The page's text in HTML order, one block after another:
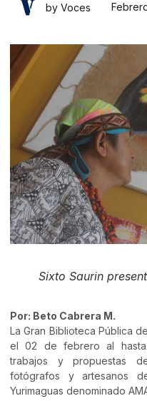
by Voces
Sixto Saurin
Por: Beto Cabrera M.
La Gran Biblioteca Pública
el 02 de febrero al
trabajos y propuestas
fotógrafos y artesanos
Yurimaguas denominado